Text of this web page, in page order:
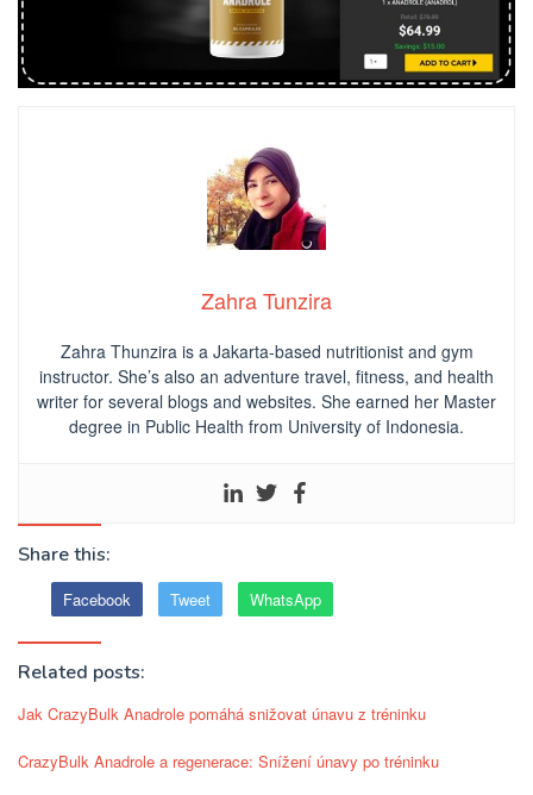
Zahra Tunzira
Zahra Thunzira is a Jakarta-based nutritionist and gym
instructor. She’s also an adventure travel, fitness, and health
writer for several blogs and websites. She earned her Master
degree in Public Health from University of Indonesia.
Share this:
Facebook Tweet WhatsApp
Related posts:
Jak CrazyBulk Anadrole pomáhá snižovat únavu z tréninku
CrazyBulk Anadrole a regenerace: Snížení únavy po tréninku